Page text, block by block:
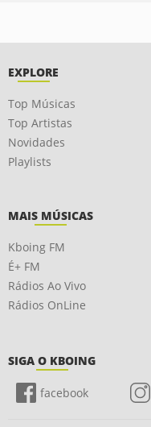
EXPLORE
Top Músicas
Top Artistas
Novidades
Playlists
MAIS MÚSICAS
Kboing FM
É+ FM
Rádios Ao Vivo
Rádios OnLine
SIGA O KBOING
facebook